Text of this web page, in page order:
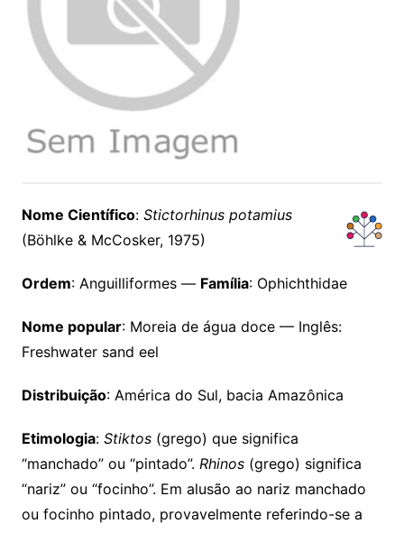
Nome Científico: Stictorhinus potamius
(Böhlke & McCosker, 1975)
Ordem: Anguilliformes — Família: Ophichthidae
Nome popular: Moreia de água doce — Inglês:
Freshwater sand eel
Distribuição: América do Sul, bacia Amazônica
Etimologia: Stiktos(grego) que significa
“manchado” ou “pintado”. Rhinos(grego) significa
“nariz” ou “focinho”. Em alusão ao nariz manchado
ou focinho pintado, provavelmente referindo-se a